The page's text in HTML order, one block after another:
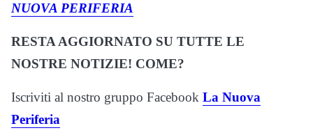
NUOVA PERIFERIA
RESTA AGGIORNATO SU TUTTE LE
NOSTRE NOTIZIE! COME?
Iscriviti al nostro gruppo Facebook La Nuova
Periferia